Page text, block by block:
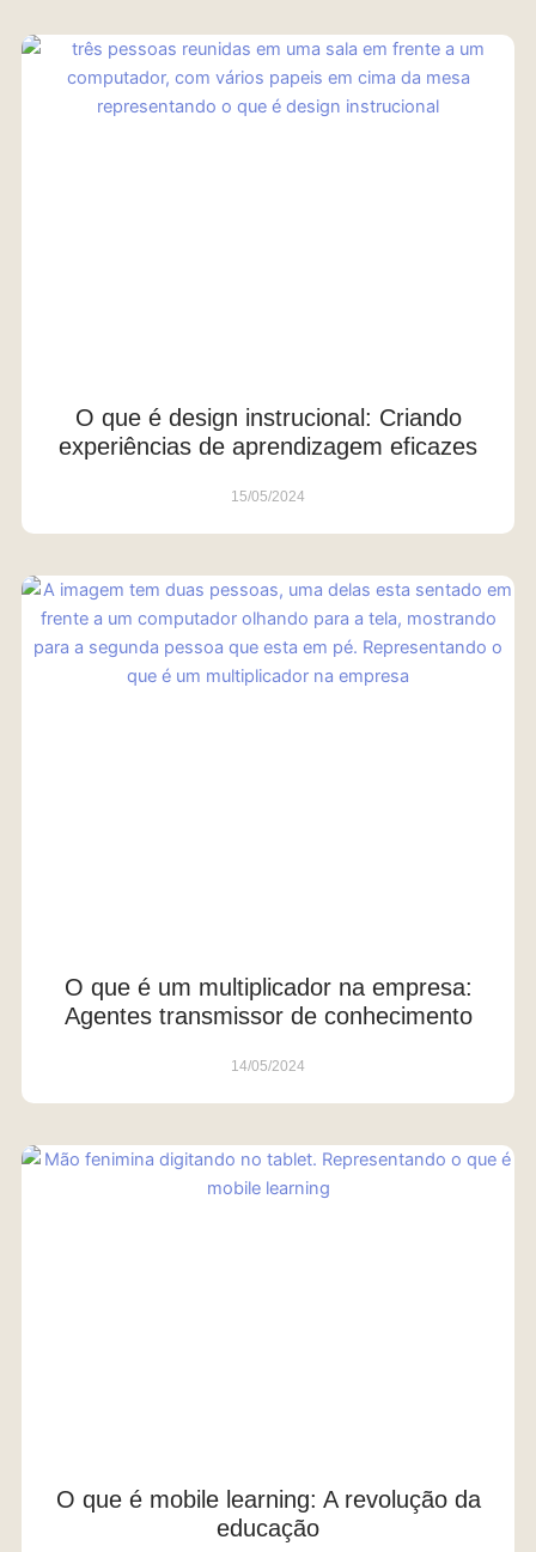
O que é design instrucional: Criando
experiências de aprendizagem eficazes
15/05/2024
O que é um multiplicador na empresa:
Agentes transmissor de conhecimento
14/05/2024
O que é mobile learning: A revolução da
educação